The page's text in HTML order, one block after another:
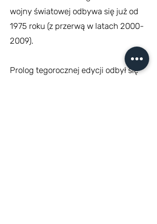
wojny światowej odbywa się już od
1975 roku (z przerwą w latach 2000-
2009).
Prolog tegorocznej edycji odbył się